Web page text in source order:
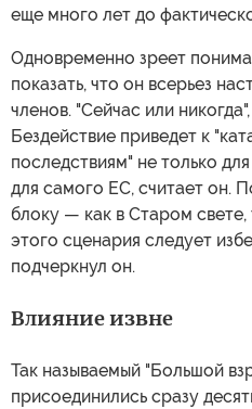
еще много лет до
Одновременно зреет
показать, что он всерьез
членов. "Сейчас или
Бездействие приведет к
последствиям" не только
для самого ЕС, считает он.
блоку — как в Старом
этого сценария следует
подчеркнул он.
Влияние извне
Так называемый "Большой
присоединились сразу